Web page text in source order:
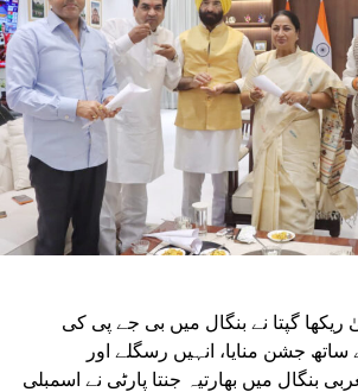
ریکھا گپتا نے بنگال میں بی جے پی کی
جشن منایا، انہیں رسگلے اور
بنگال میں بھارتیہ جنتا پارٹی نے اسمبلی